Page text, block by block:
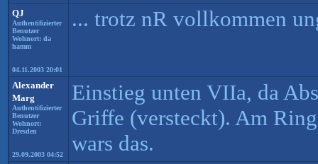
QJ
Authentifizierter
Benutzer
Wohnort: da
hamm
04.11.2003 20:01
... trotz nR vollkommen
Alexander
Marg
Authentifizierter
Benutzer
Wohnort:
Dresden
29.09.2003 04:52
Einstieg unten VIIa, da
Griffe (versteckt). Am
wars das.